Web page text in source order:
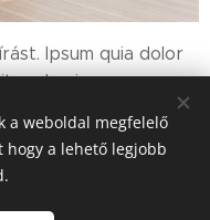
Ipsum quia dolor
sed quia non
voluptatem ut.
a weboldal megfelelő
hogy a lehető legjobb